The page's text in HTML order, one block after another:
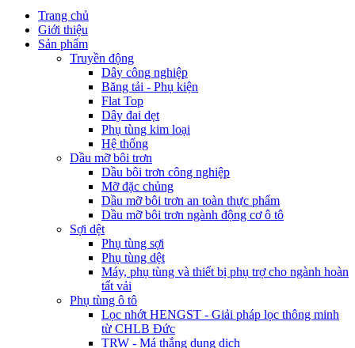
Trang chủ
Giới thiệu
Sản phẩm
Truyền động
Dây công nghiệp
Băng tải - Phụ kiện
Flat Top
Dây đai dẹt
Phụ tùng kim loại
Hệ thống
Dầu mỡ bôi trơn
Dầu bôi trơn công nghiệp
Mỡ đặc chủng
Dầu mỡ bôi trơn an toàn thực phẩm
Dầu mỡ bôi trơn ngành động cơ ô tô
Sợi dệt
Phụ tùng sợi
Phụ tùng dệt
Máy, phụ tùng và thiết bị phụ trợ cho ngành hoàn
tất vải
Phụ tùng ô tô
Lọc nhớt HENGST - Giải pháp lọc thông minh
từ CHLB Đức
TRW - Má thắng dung dịch